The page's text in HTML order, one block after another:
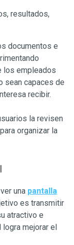
resultados,
documentos e
los empleados
sean capaces de
recibir.
la revisen
organizar la
una pantalla
es transmitir
atractivo e
mejorar el